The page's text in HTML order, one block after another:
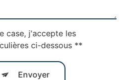
case, j'accepte les
ci-dessous **
Envoyer